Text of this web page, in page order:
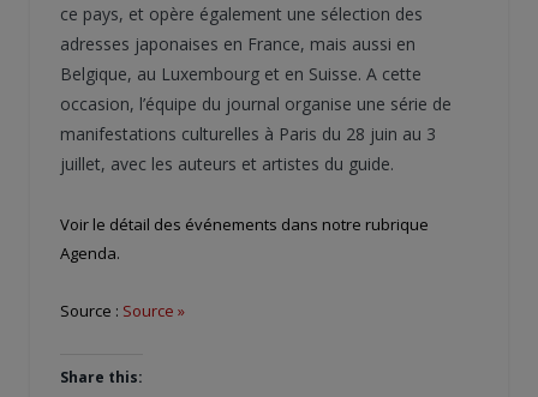
ce pays, et opère également une sélection des
adresses japonaises en France, mais aussi en
Belgique, au Luxembourg et en Suisse. A cette
occasion, l’équipe du journal organise une série de
manifestations culturelles à Paris du 28 juin au 3
juillet, avec les auteurs et artistes du guide.
Voir le détail des événements dans notre rubrique
Agenda.
Source : Source »
Share this: